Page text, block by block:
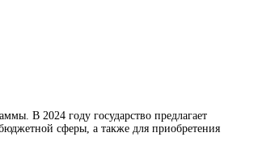
В 2024 году государство предлагает
сферы, а также для приобретения